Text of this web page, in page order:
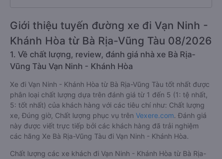
Giới thiệu tuyến đường xe đi Vạn Ninh -
Khánh Hòa từ Bà Rịa-Vũng Tàu 08/2026
1. Về chất lượng, review, đánh giá nhà xe Bà Rịa-
Vũng Tàu Vạn Ninh - Khánh Hòa
Xe đi Vạn Ninh - Khánh Hòa từ Bà Rịa-Vũng Tàu tốt nhất được
phân loại chất lượng dựa trên đánh giá từ 1 đến 5 (1: tệ nhất,
5: tốt nhất) của khách hàng với các tiêu chí như: Chất lượng
xe, Đúng giờ, Chất lượng phục vụ trên Vexere.com. Đánh giá
này được viết trực tiếp bởi các khách hàng đã trải nghiệm
các hãng Xe Bà Rịa-Vũng Tàu đi Vạn Ninh - Khánh Hòa.
Chất lượng các xe khách đi Vạn Ninh - Khánh Hòa từ Bà Rịa-